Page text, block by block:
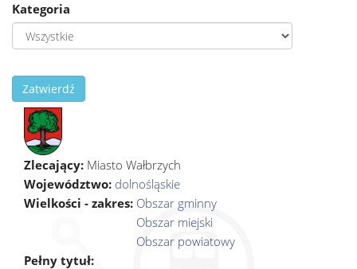
Kategoria
Zatwierdź
Zlecający: Miasto Wałbrzych
Województwo: dolnośląskie
Wielkości - zakres: Obszar gminny
Obszar miejski
Obszar powiatowy
Pełny tytuł: